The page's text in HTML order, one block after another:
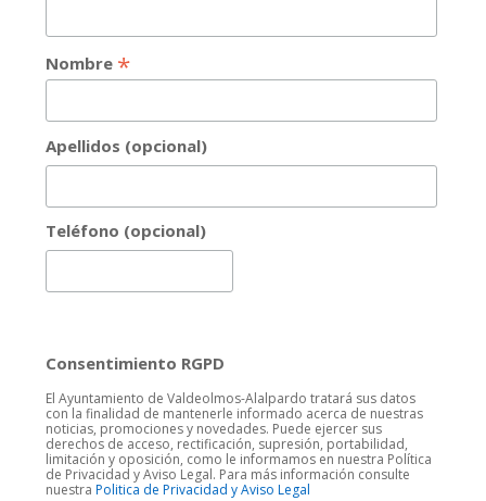
Nombre *
Apellidos (opcional)
Teléfono (opcional)
Consentimiento RGPD
El Ayuntamiento de Valdeolmos-Alalpardo tratará sus datos
con la finalidad de mantenerle informado acerca de nuestras
noticias, promociones y novedades. Puede ejercer sus
derechos de acceso, rectificación, supresión, portabilidad,
limitación y oposición, como le informamos en nuestra Política
de Privacidad y Aviso Legal. Para más información consulte
nuestra Politica de Privacidad y Aviso Legal